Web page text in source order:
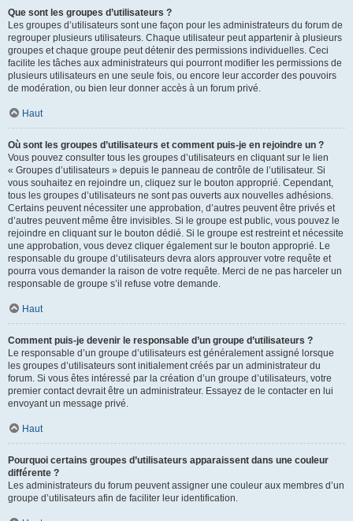
Que sont les groupes d’utilisateurs ?
Les groupes d’utilisateurs sont une façon pour les administrateurs du forum de
regrouper plusieurs utilisateurs. Chaque utilisateur peut appartenir à plusieurs
groupes et chaque groupe peut détenir des permissions individuelles. Ceci
facilite les tâches aux administrateurs qui pourront modifier les permissions de
plusieurs utilisateurs en une seule fois, ou encore leur accorder des pouvoirs
de modération, ou bien leur donner accès à un forum privé.
Haut
Où sont les groupes d’utilisateurs et comment puis-je en rejoindre un ?
Vous pouvez consulter tous les groupes d’utilisateurs en cliquant sur le lien
« Groupes d’utilisateurs » depuis le panneau de contrôle de l’utilisateur. Si
vous souhaitez en rejoindre un, cliquez sur le bouton approprié. Cependant,
tous les groupes d’utilisateurs ne sont pas ouverts aux nouvelles adhésions.
Certains peuvent nécessiter une approbation, d’autres peuvent être privés et
d’autres peuvent même être invisibles. Si le groupe est public, vous pouvez le
rejoindre en cliquant sur le bouton dédié. Si le groupe est restreint et nécessite
une approbation, vous devez cliquer également sur le bouton approprié. Le
responsable du groupe d’utilisateurs devra alors approuver votre requête et
pourra vous demander la raison de votre requête. Merci de ne pas harceler un
responsable de groupe s’il refuse votre demande.
Haut
Comment puis-je devenir le responsable d’un groupe d’utilisateurs ?
Le responsable d’un groupe d’utilisateurs est généralement assigné lorsque
les groupes d’utilisateurs sont initialement créés par un administrateur du
forum. Si vous êtes intéressé par la création d’un groupe d’utilisateurs, votre
premier contact devrait être un administrateur. Essayez de le contacter en lui
envoyant un message privé.
Haut
Pourquoi certains groupes d’utilisateurs apparaissent dans une couleur
différente ?
Les administrateurs du forum peuvent assigner une couleur aux membres d’un
groupe d’utilisateurs afin de faciliter leur identification.